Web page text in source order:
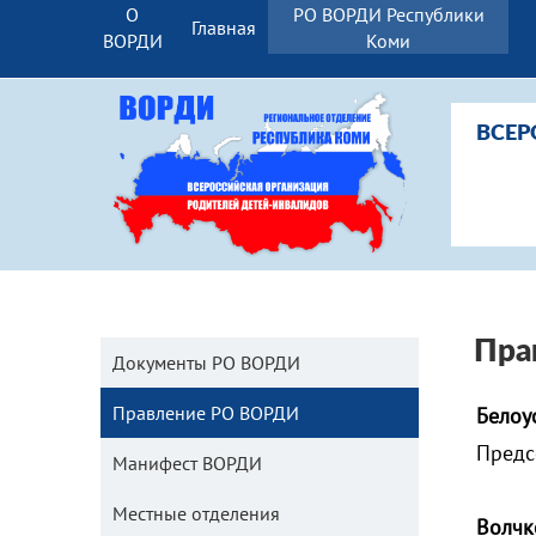
О
ВОРДИ
Главная
РО ВОРДИ Республики
Коми
Документы РО ВОРДИ
Правление РО ВОРДИ
Манифест ВОРДИ
Местные отделения